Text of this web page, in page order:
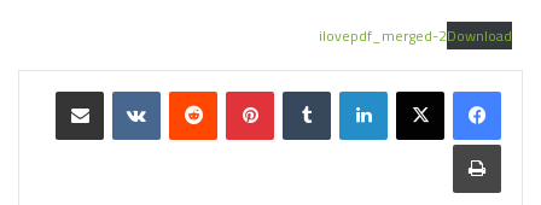
ilovepdf_merged-2Download